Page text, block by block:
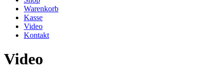
Warenkorb
Kasse
Video
Kontakt
Video